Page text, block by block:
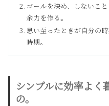
ゴールを決め、しないこ
余力を作る。
思い至ったときが自分の
時期。
シンプルに効率よく
の。